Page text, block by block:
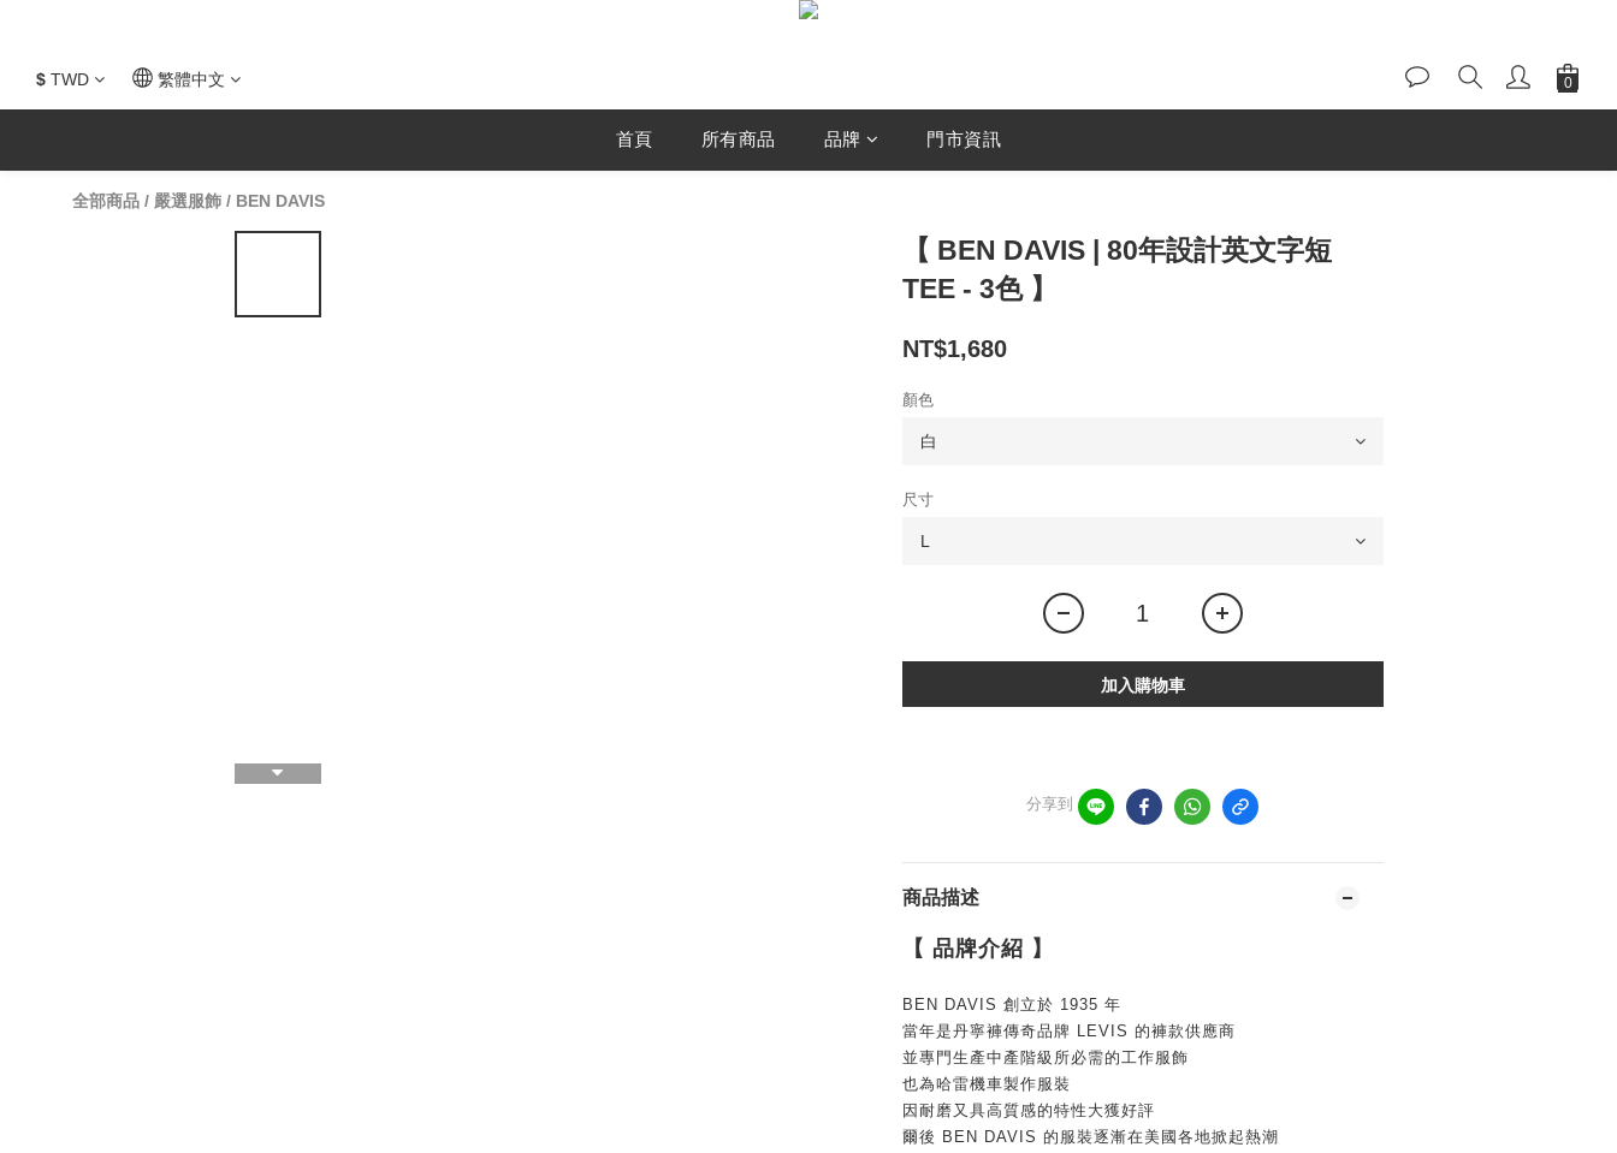
$ TWD 繁體中文
首頁 所有商品 品牌 門市資訊
全部商品 / 嚴選服飾 / BEN DAVIS
【 BEN DAVIS | 80年設計英文字短
TEE - 3色 】
NT$1,680
顏色
尺寸
加入購物車
分享到
商品描述
【 品牌介紹 】
BEN DAVIS 創立於 1935 年
當年是丹寧褲傳奇品牌 LEVIS 的褲款供應商
並專門生產中產階級所必需的工作服飾
也為哈雷機車製作服裝
因耐磨又具高質感的特性大獲好評
爾後 BEN DAVIS 的服裝逐漸在美國各地掀起熱潮